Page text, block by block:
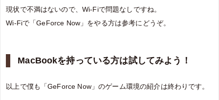
現状で不満はないので、Wi-Fiで問題なしですね。
Wi-Fiで「GeForce Now」をやる方は参考にどうぞ。
MacBookを持っている方は試してみよう！
以上で僕も「GeForce Now」のゲーム環境の紹介は終わりです。